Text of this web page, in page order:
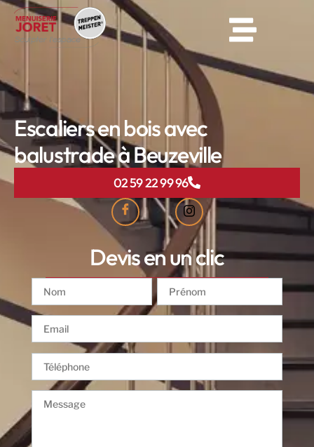
Escaliers en bois avec
balustrade à Beuzeville
02 59 22 99 96
Devis en un clic